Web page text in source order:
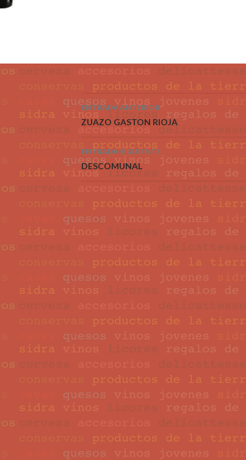
Navegación de entradas
ENTRADA ANTERIOR
ZUAZO GASTON RIOJA
ENTRADA SIGUIENTE
DESCOMUNAL